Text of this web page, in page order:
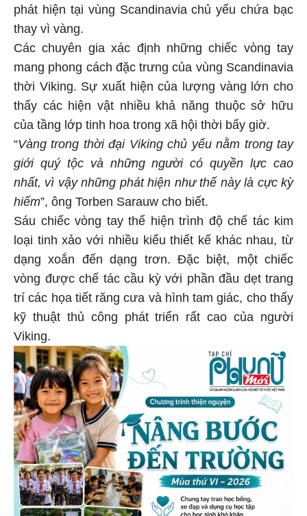
phát hiện tại vùng Scandinavia chủ yếu chứa bạc
thay vì vàng.
Các chuyên gia xác định những chiếc vòng tay
mang phong cách đặc trưng của vùng Scandinavia
thời Viking. Sự xuất hiện của lượng vàng lớn cho
thấy các hiện vật nhiều khả năng thuộc sở hữu
của tầng lớp tinh hoa trong xã hội thời bấy giờ.
“Vàng trong thời đại Viking chủ yếu nằm trong tay
giới quý tộc và những người có quyền lực cao
nhất, vì vậy những phát hiện như thế này là cực kỳ
hiếm”, ông Torben Sarauw cho biết.
Sáu chiếc vòng tay thể hiện trình độ chế tác kim
loại tinh xảo với nhiều kiểu thiết kế khác nhau, từ
dạng xoắn đến dạng trơn. Đặc biệt, một chiếc
vòng được chế tác cầu kỳ với phần đầu dẹt trang
trí các họa tiết răng cưa và hình tam giác, cho thấy
kỹ thuật thủ công phát triển rất cao của người
Viking.